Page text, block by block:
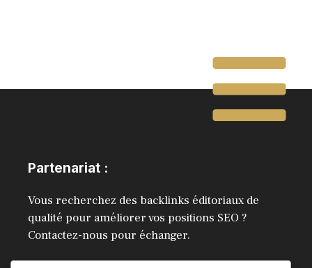
Partenariat :
Vous recherchez des backlinks éditoriaux de
qualité pour améliorer vos positions SEO ?
Contactez-nous pour échanger.